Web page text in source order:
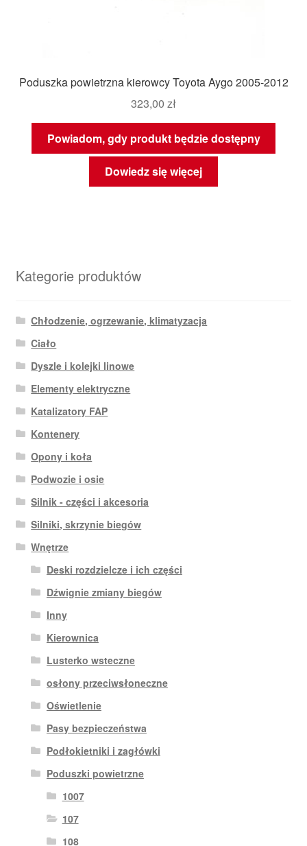
Poduszka powietrzna kierowcy Toyota Aygo 2005-2012
323,00 zł
Powiadom, gdy produkt będzie dostępny
Dowiedz się więcej
Kategorie produktów
Chłodzenie, ogrzewanie, klimatyzacja
Ciało
Dyszle i kolejki linowe
Elementy elektryczne
Katalizatory FAP
Kontenery
Opony i koła
Podwozie i osie
Silnik - części i akcesoria
Silniki, skrzynie biegów
Wnętrze
Deski rozdzielcze i ich części
Dźwignie zmiany biegów
Inny
Kierownica
Lusterko wsteczne
osłony przeciwsłoneczne
Oświetlenie
Pasy bezpieczeństwa
Podłokietniki i zagłówki
Poduszki powietrzne
1007
107
108